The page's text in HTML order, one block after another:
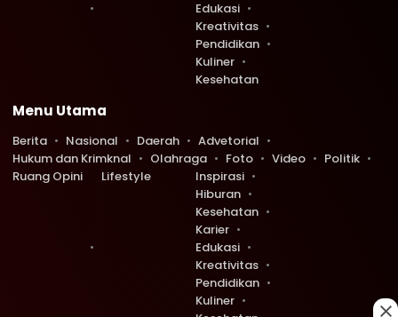
Edukasi
Kreativitas
Pendidikan
Kuliner
Kesehatan
Menu Utama
Berita Nasional Daerah
Advetorial
Hukum dan Krimknal
Olahraga Foto Video
Politik
Ruang Opini
Lifestyle
Inspirasi
Hiburan
Kesehatan
Karier
Edukasi
Kreativitas
Pendidikan
Kuliner